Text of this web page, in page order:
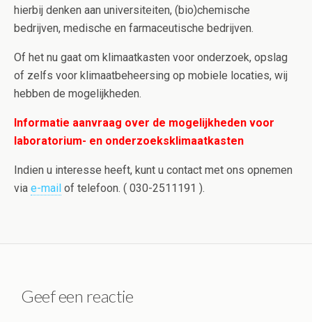
hierbij denken aan universiteiten, (bio)chemische
bedrijven, medische en farmaceutische bedrijven.
Of het nu gaat om klimaatkasten voor onderzoek, opslag
of zelfs voor klimaatbeheersing op mobiele locaties, wij
hebben de mogelijkheden.
Informatie aanvraag over de mogelijkheden voor
laboratorium- en onderzoeksklimaatkasten
Indien u interesse heeft, kunt u contact met ons opnemen
via e-mail of telefoon. ( 030-2511191 ).
Geef een reactie